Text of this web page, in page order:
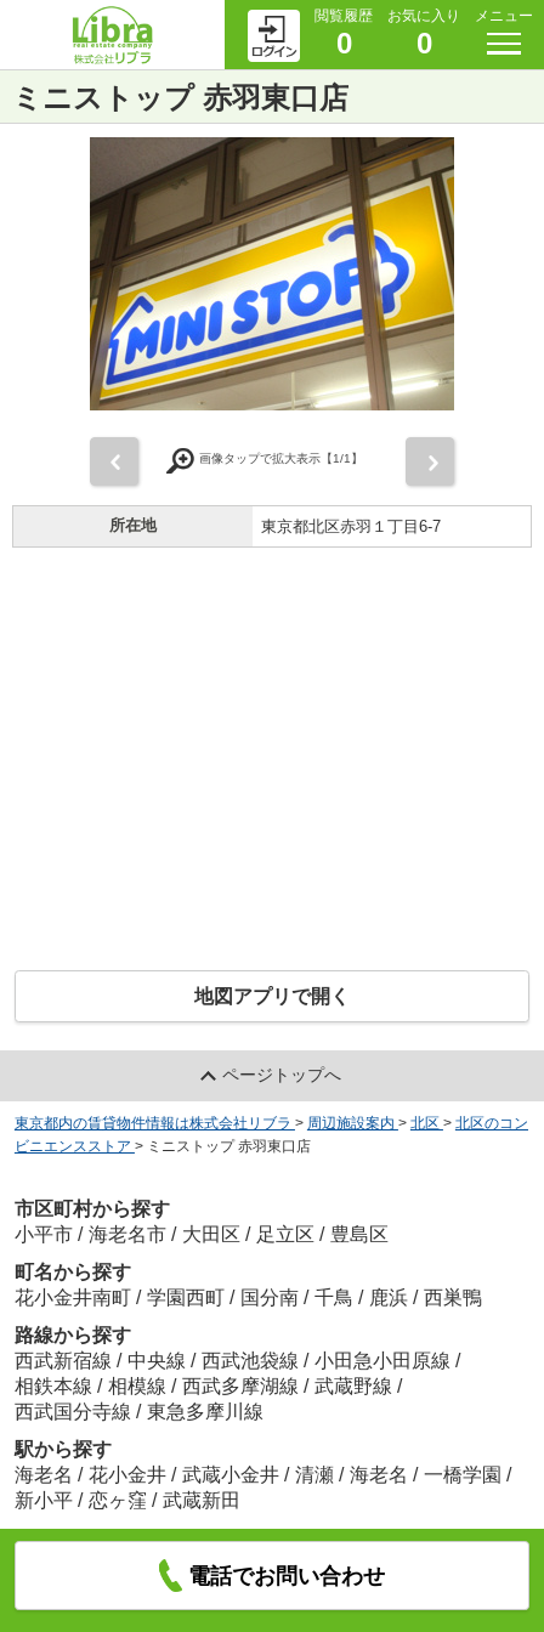
閲覧履歴
0
お気に入り
0
メニュー
ミニストップ 赤羽東口店
画像タップで拡大表示【1/1】
所在地 東京都北区赤羽１丁目6-7
地図アプリで開く
ページトップへ
東京都内の賃貸物件情報は株式会社リブラ > 周辺施設案内 > 北区 > 北区のコン
ビニエンスストア > ミニストップ 赤羽東口店
市区町村から探す
小平市 / 海老名市 / 大田区 / 足立区 / 豊島区
町名から探す
花小金井南町 / 学園西町 / 国分南 / 千鳥 / 鹿浜 / 西巣鴨
路線から探す
西武新宿線 / 中央線 / 西武池袋線 / 小田急小田原線 /
相鉄本線 / 相模線 / 西武多摩湖線 / 武蔵野線 /
西武国分寺線 / 東急多摩川線
駅から探す
海老名 / 花小金井 / 武蔵小金井 / 清瀬 / 海老名 / 一橋学園 /
新小平 / 恋ヶ窪 / 武蔵新田
電話でお問い合わせ